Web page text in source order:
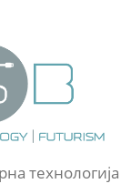
технологија